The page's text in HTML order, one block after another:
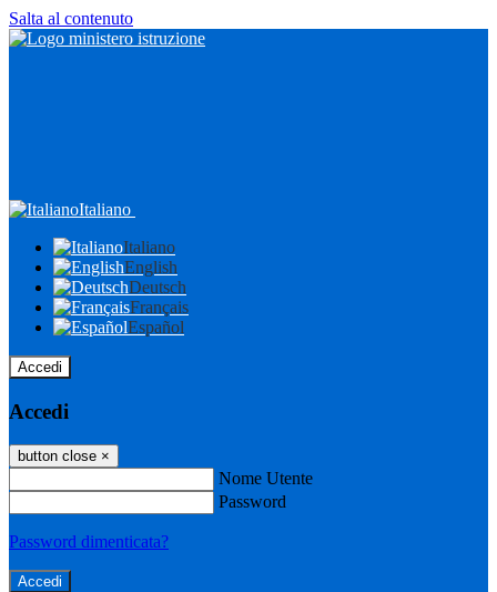
Salta al contenuto
Italiano
Italiano
English
Deutsch
Français
Español
Accedi
Accedi
button close ×
Nome Utente
Password
Password dimenticata?